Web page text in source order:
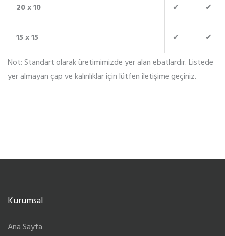
20 x 10 ✔ ✔
15 x 15 ✔
✔
Not: Standart olarak üretimimizde yer alan ebatlardır. Listede
yer almayan çap ve kalınlıklar için lütfen iletişime geçiniz.
Kurumsal
Ana Sayfa